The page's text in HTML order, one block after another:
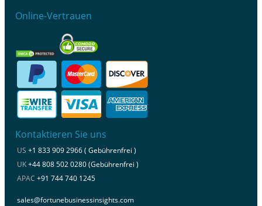
Online-Vertrauen
Kontaktieren Sie uns
US +1 833 909 2966 ( Gebührenfrei )
UK+44 808 502 0280 (Gebührenfrei )
APAC +91 744 740 1245
sales@fortunebusinessinsights.com